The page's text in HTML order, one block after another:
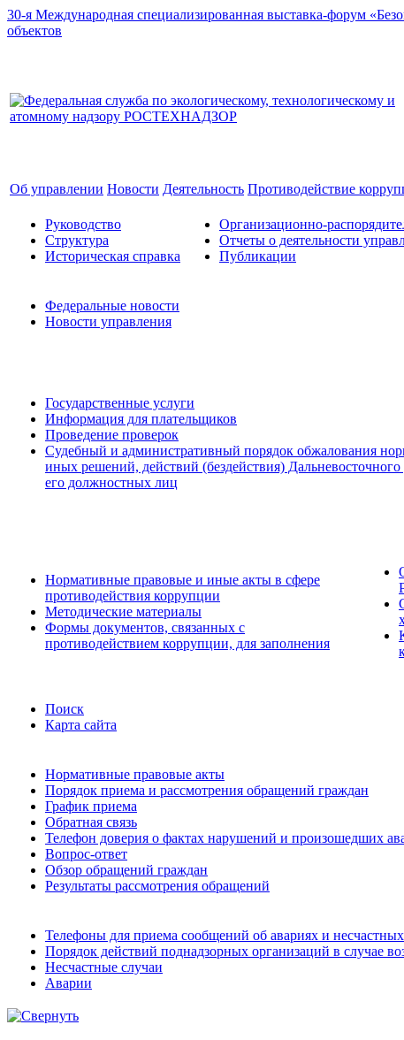
30-я Международная специализированная выставка-форум
объектов
Об управлении Новости Деятельность Противодействие
Руководство
Структура
Историческая справка
Организационно-
Отчеты о деятельности
Публикации
Федеральные новости
Новости управления
Государственные услуги
Информация для плательщиков
Проведение проверок
Судебный и административный порядок обжалования
иных решений, действий (бездействия) Дальневосточного
его должностных лиц
Нормативные правовые и иные акты в сфере
противодействия коррупции
Методические материалы
Формы документов, связанных с
противодействием коррупции, для заполнения
Поиск
Карта сайта
Нормативные правовые акты
Порядок приема и рассмотрения обращений граждан
График приема
Обратная связь
Телефон доверия о фактах нарушений и произошедших
Вопрос-ответ
Обзор обращений граждан
Результаты рассмотрения обращений
Телефоны для приема сообщений об авариях и
Порядок действий поднадзорных организаций в случае
Несчастные случаи
Аварии